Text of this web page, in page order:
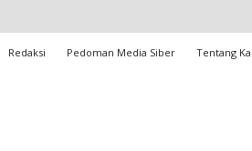
Redaksi Pedoman Media Siber Tentang